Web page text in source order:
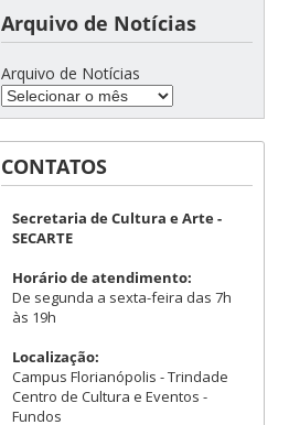
Arquivo de Notícias
Arquivo de Notícias
CONTATOS
Secretaria de Cultura e Arte -
SECARTE
Horário de atendimento:
De segunda a sexta-feira das 7h
às 19h
Localização:
Campus Florianópolis - Trindade
Centro de Cultura e Eventos -
Fundos